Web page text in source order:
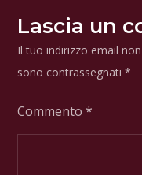
Lascia un
Il tuo indirizzo email
sono contrassegnati*
Commento*